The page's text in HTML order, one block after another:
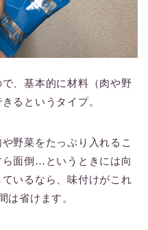
、基本的に材料（肉や野
るというタイプ。
野菜をたっぷり入れるこ
面倒…というときには向
いるなら、味付けがこれ
は省けます。